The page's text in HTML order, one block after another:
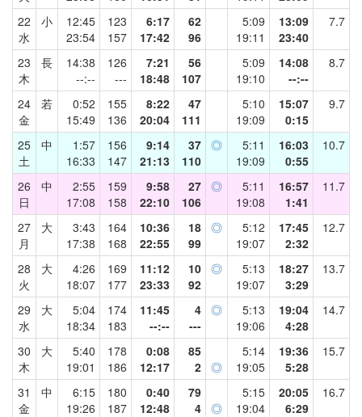
22
水
小
12:45
23:54
123
157
6:17
17:42
62
96
5:09
19:11
13:09
23:40
7.7
23
木
長
14:38
--:--
126
---
7:21
18:48
56
107
5:09
19:10
14:08
--:--
8.7
24
金
若
0:52
15:49
155
136
8:22
20:04
47
111
5:10
19:09
15:07
0:15
9.7
25
土
中
1:57
16:33
156
147
9:14
21:13
37
110
◎
5:11
19:09
16:03
0:55
10.7
26
日
中
2:55
17:08
159
158
9:58
22:10
27
106
◎
5:11
19:08
16:57
1:41
11.7
27
月
大
3:43
17:38
164
168
10:36
22:55
18
99
◎
5:12
19:07
17:45
2:32
12.7
28
火
大
4:26
18:07
169
177
11:12
23:33
10
92
◎
5:13
19:07
18:27
3:29
13.7
29
水
大
5:04
18:34
174
183
11:45
--:--
4
---
◎
5:13
19:06
19:04
4:28
14.7
30
木
大
5:40
19:01
178
186
0:08
12:17
85
2 ◎
5:14
19:05
19:36
5:28
15.7
31
金
中
6:15
19:26
180
187
0:40
12:48
79
4 ◎
5:15
19:04
20:05
6:29
16.7